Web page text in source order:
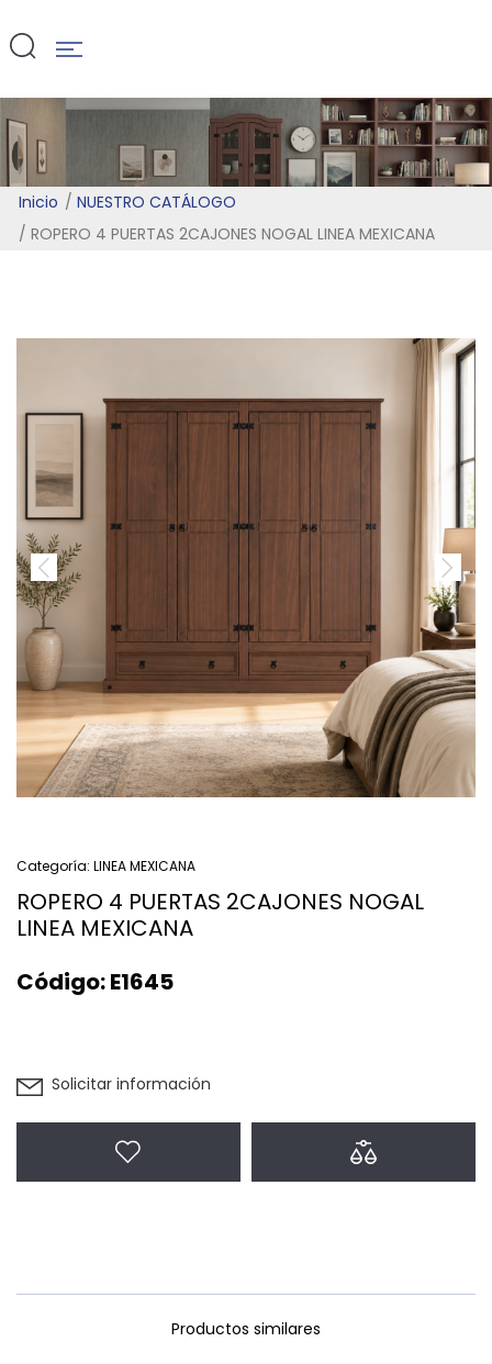
MEXICANA
Inicio
NUESTRO CATÁLOGO
ROPERO 4 PUERTAS 2CAJONES NOGAL LINEA MEXICANA
Categoría: LINEA MEXICANA
ROPERO 4 PUERTAS 2CAJONES NOGAL
LINEA MEXICANA
Código:E1645
Solicitar información
Productos similares